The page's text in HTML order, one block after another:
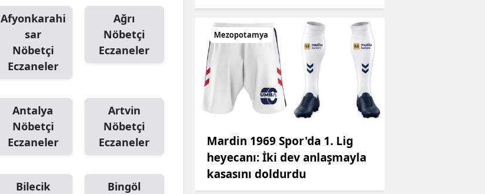
Afyonkarahi
sar
Nöbetçi
Eczaneler
Ağrı
Nöbetçi
Eczaneler
Antalya
Nöbetçi
Eczaneler
Artvin
Nöbetçi
Eczaneler
Bilecik
Bingöl
Mezopotamya
Mardin 1969 Spor'da 1. Lig
heyecanı: İki dev anlaşmayla
kasasını doldurdu